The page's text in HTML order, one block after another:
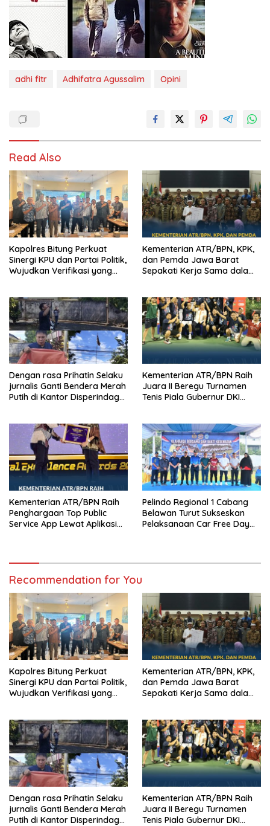
adhi fitr Adhifatra Agussalim Opini
Read Also
Kapolres Bitung Perkuat
Sinergi KPU dan Partai Politik,
Wujudkan Verifikasi yang
Kementerian ATR/BPN, KPK,
dan Pemda Jawa Barat
Sepakati Kerja Sama dalam
Daerah
Dengan rasa Prihatin Selaku
jurnalis Ganti Bendera Merah
Putih di Kantor Disperindag
Kementerian ATR/BPN Raih
Juara II Beregu Turnamen
Tenis Piala Gubernur DKI
Kementerian ATR/BPN Raih
Penghargaan Top Public
Service App Lewat Aplikasi
Pelindo Regional 1 Cabang
Belawan Turut Sukseskan
Pelaksanaan Car Free Day
Recommendation for You
Kapolres Bitung Perkuat
Sinergi KPU dan Partai Politik,
Wujudkan Verifikasi yang
Kementerian ATR/BPN, KPK,
dan Pemda Jawa Barat
Sepakati Kerja Sama dalam
Daerah
Dengan rasa Prihatin Selaku
jurnalis Ganti Bendera Merah
Putih di Kantor Disperindag
Kementerian ATR/BPN Raih
Juara II Beregu Turnamen
Tenis Piala Gubernur DKI